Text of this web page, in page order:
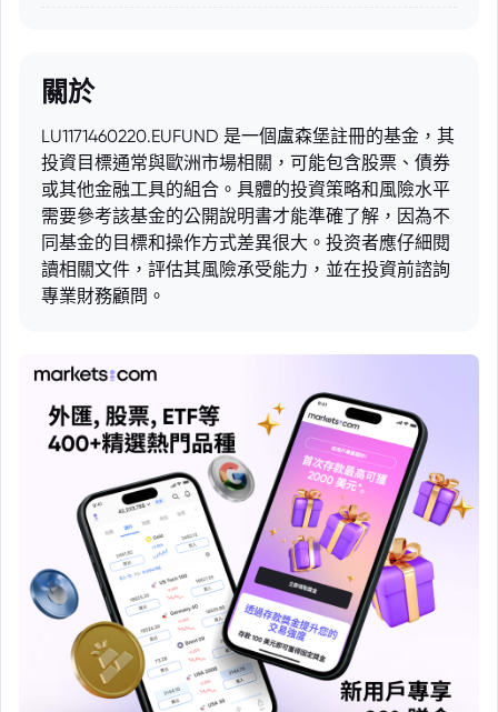
關於
LU1171460220.EUFUND 是一個盧森堡註冊的基金，其
投資目標通常與歐洲市場相關，可能包含股票、債券
或其他金融工具的組合。具體的投資策略和風險水平
需要參考該基金的公開說明書才能準確了解，因為不
同基金的目標和操作方式差異很大。投资者應仔細閱
讀相關文件，評估其風險承受能力，並在投資前諮詢
專業財務顧問。